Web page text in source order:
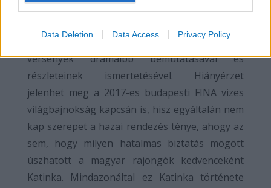
Data Deletion Data Access Privacy Policy
edzések során nem úszik túl jó időket) – így
még az izgalmakat némileg fokozni a
versenyek drámaibb bemutatásával és
részleteinek ismertetésével. Hiányérzet
jelenhet meg a 2017-es budapesti FINA vizes
világbajnokság kapcsán is, hisz egyáltalán nem
kap szerepet a hazai rendezés ténye, ahogy az
sem, hogy milyen hatalmas biztatás mögött
úszhatott a magyar rajongók kedvenceként
Katinka. Mindazonáltal ez Katinka története